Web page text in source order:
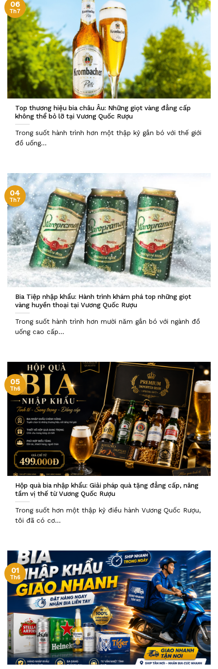
Top thương hiệu bia châu Âu: Những giọt vàng đẳng cấp
không thể bỏ lỡ tại Vương Quốc Rượu
Trong suốt hành trình hơn một thập kỷ gắn bó với thế giới
đồ uống...
06
Th7
Bia Tiệp nhập khẩu: Hành trình khám phá top những giọt
vàng huyền thoại tại Vương Quốc Rượu
Trong suốt hành trình hơn mười năm gắn bó với ngành đồ
uống cao cấp...
04
Th7
Hộp quà bia nhập khẩu: Giải pháp quà tặng đẳng cấp, nâng
tầm vị thế từ Vương Quốc Rượu
Trong suốt hơn một thập kỷ điều hành Vương Quốc Rượu,
tôi đã có cơ...
05
Th6
01
Th6